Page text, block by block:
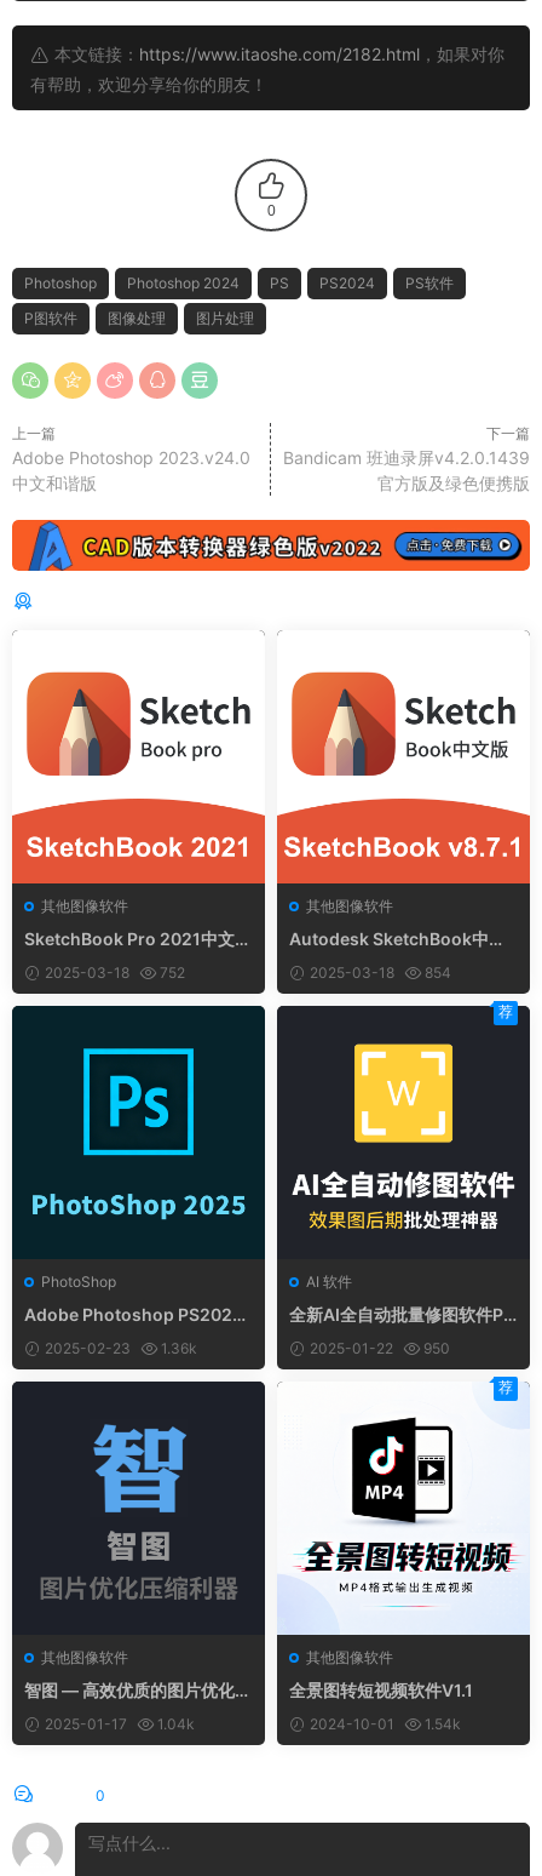
本文链接： https://www.itaoshe.com/2182.html ，如果对你
有帮助，欢迎分享给你的朋友！
0
Photoshop Photoshop 2024 PS PS2024
PS软件
P图软件
图像处理 图片处理
上一篇
Adobe Photoshop 2023.v24.0
中文和谐版
下一篇
Bandicam 班迪录屏v4.2.0.1439
官方版及绿色便携版
其他图像软件
SketchBook Pro 2021中文版
v8.8.0
2025-03-18 752
其他图像软件
Autodesk SketchBook中文
版 v8.7.1
2025-03-18 854
PhotoShop
Adobe Photoshop PS2025
(v26.3) 免安装绿色版
2025-02-23 1.36k
AI 软件
全新AI全自动批量修图软件Pe
rfectly Clear v4.6.1.2662-x6
4- 绿色汉化版
2025-01-22 950
荐
其他图像软件
智图 — 高效优质的图片优化压
缩利器
2025-01-17 1.04k
其他图像软件
全景图转短视频软件V1.1
2024-10-01 1.54k
荐
0